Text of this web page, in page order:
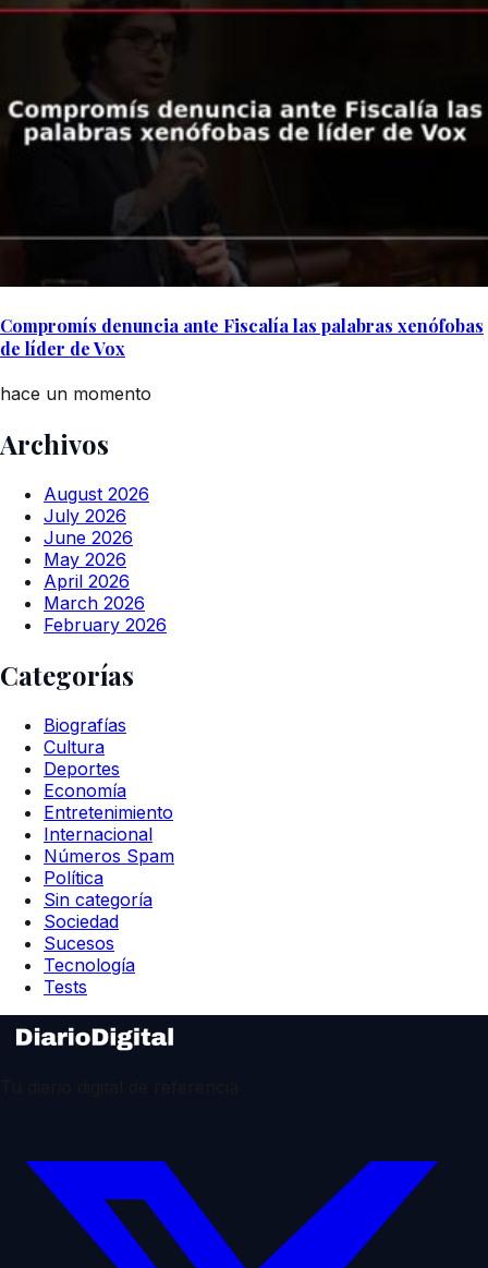
Compromís denuncia ante Fiscalía las palabras xenófobas
de líder de Vox
hace un momento
Archivos
August 2026
July 2026
June 2026
May 2026
April 2026
March 2026
February 2026
Categorías
Biografías
Cultura
Deportes
Economía
Entretenimiento
Internacional
Números Spam
Política
Sin categoría
Sociedad
Sucesos
Tecnología
Tests